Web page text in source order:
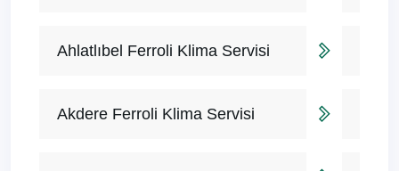
Ahlatlıbel Ferroli Klima Servisi
Akdere Ferroli Klima Servisi